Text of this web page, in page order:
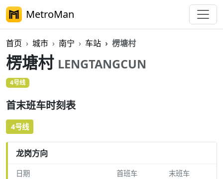
MetroMan
首页 城市 南宁 车站 楞塘村
楞塘村 LENGTANGCUN
4号线
首末班车时刻表
4号线
龙岗方向
日期 首班车 末班车